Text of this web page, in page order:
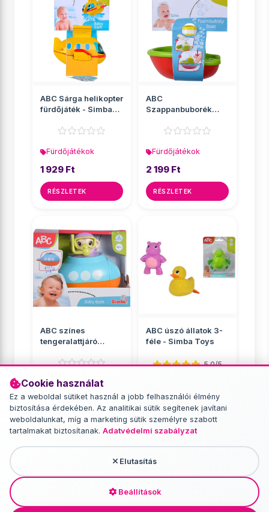
Cookie használat
Ez a weboldal sütiket használ a jobb felhasználói élmény
biztosítása érdekében. Az analitikai sütik segítenek javítani
weboldalunkat, míg a marketing sütik személyre szabott
tartalmakat biztosítanak. Adatvédelmi szabályzat
Elutasítás
Beállítások
ABC Sárga helikopter
fürdőjáték - Simba
Fürdőjátékok
1 929 Ft
RÉSZLETEK
ABC
Szappanbuborék
Simba Toys
Fürdőjátékok
2 199 Ft
RÉSZLETEK
ABC színes
tengeralattjáró
Toys
Fürdőjátékok
3 849 Ft
RÉSZLETEK
ABC úszó állatok 3-
féle - Simba Toys
5.0/5
2 049 Ft
RÉSZLETEK
További termékek - Fürdőjátékok